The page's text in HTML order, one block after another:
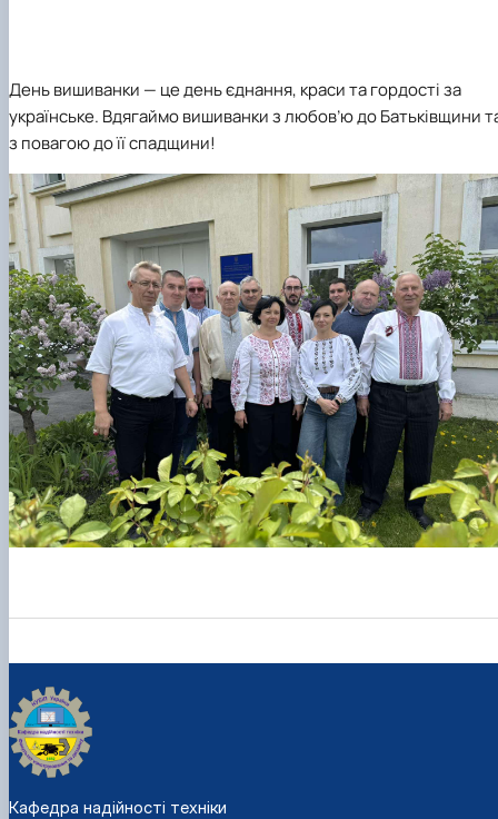
День вишиванки — це день єднання, краси та гордості за
українське. Вдягаймо вишиванки з любов’ю до Батьківщини
з повагою до її спадщини!
Кафедра надійності техніки